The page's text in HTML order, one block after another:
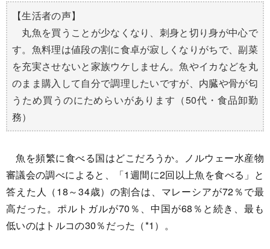
【生活者の声】
丸魚を買うことが少なくなり、刺身と切り身が中心で
す。魚料理は値段の割に食卓が寂しくなりがちで、副菜
を充実させないと家族ウケしません。魚やイカなどを丸
のまま購入して自分で調理したいですが、内臓や骨が匂
うため買うのにためらいがあります（50代・食品卸勤
務）
魚を頻繁に食べる国はどこだろうか。ノルウェー水産物
審議会の調べによると、「1週間に2回以上魚を食べる」と
答えた人（18～34歳）の割合は、マレーシアが72％で最
高だった。ポルトガルが70％、中国が68％と続き、最も
低いのはトルコの30％だった（*1）。